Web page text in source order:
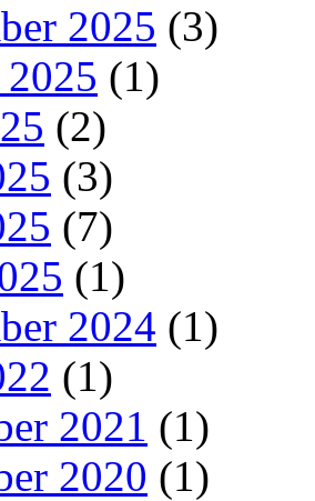
2025 (3)
(1)
(2)
(3)
(7)
(1)
2024 (1)
(1)
2021 (1)
2020 (1)